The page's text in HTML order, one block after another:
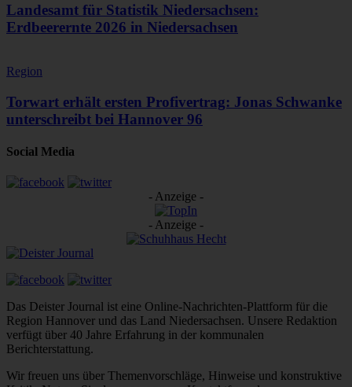
Landesamt für Statistik Niedersachsen:
Erdbeerernte 2026 in Niedersachsen
Region
Torwart erhält ersten Profivertrag: Jonas Schwanke
unterschreibt bei Hannover 96
Social Media
- Anzeige -
- Anzeige -
Das Deister Journal ist eine Online-Nachrichten-Plattform für die
Region Hannover und das Land Niedersachsen. Unsere Redaktion
verfügt über 40 Jahre Erfahrung in der kommunalen
Berichterstattung.
Wir freuen uns über Themenvorschläge, Hinweise und konstruktive